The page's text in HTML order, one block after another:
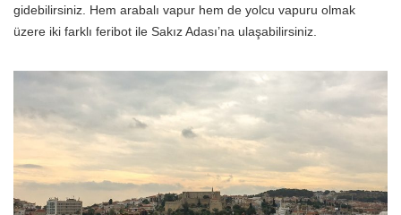
gidebilirsiniz. Hem arabalı vapur hem de yolcu vapuru olmak
üzere iki farklı feribot ile Sakız Adası’na ulaşabilirsiniz.